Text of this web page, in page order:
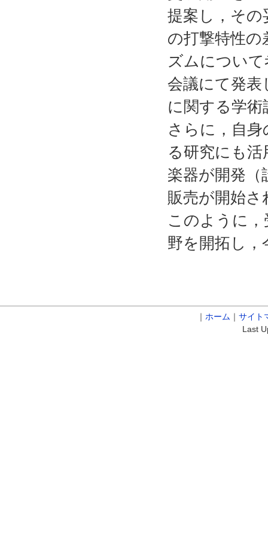
提案し，その
の打撃特性
ズムについ
会議にて発表
に関する学
さらに，自
る研究にも
楽器が開発（
販売が開始さ
このように
野を開拓し，
｜ ホーム ｜ サイト
Last